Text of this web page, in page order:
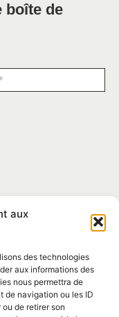
aux
des technologies
aux informations des
nous permettra de
de navigation ou les ID
de retirer son
boîte de
de